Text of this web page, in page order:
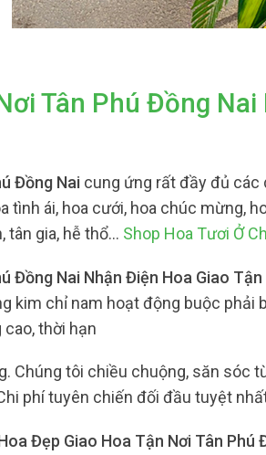
Tân Phú Đồng
Đồng Nai cung ứng rất đầy đủ các
tình ái, hoa cưới, hoa chúc mừng,
tân gia, hễ thổ… Shop Hoa Tươi Ở
Đồng Nai Nhận Điện Hoa Giao Tận
kim chỉ nam hoạt động buộc
thời hạn
Chúng tôi chiều chuộng, săn
phí tuyên chiến đối đầu tuyệt
Đẹp Giao Hoa Tận Nơi Tân